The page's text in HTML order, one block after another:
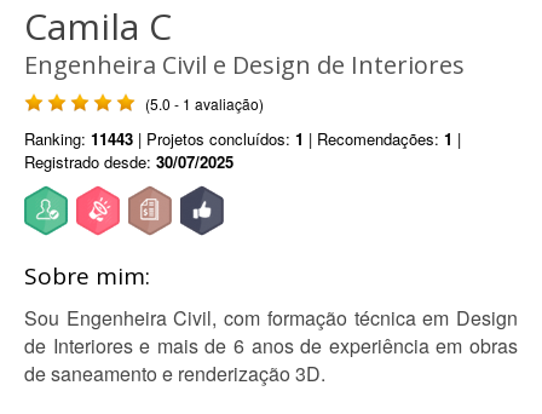
Camila C
Engenheira Civil e Design de Interiores
(5.0 - 1 avaliação)
Ranking: 11443 | Projetos concluídos: 1 | Recomendações: 1 |
Registrado desde: 30/07/2025
Sobre mim:
Sou Engenheira Civil, com formação técnica em Design
de Interiores e mais de 6 anos de experiência em obras
de saneamento e renderização 3D.